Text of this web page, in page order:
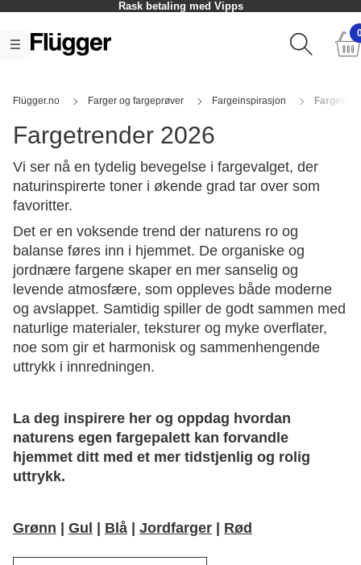
Hent i butikk - Som
Flügger.no Farger og fargeprøver Fargeinspirasjon
Fargetrender 2026
Vi ser nå en tydelig bevegelse i fargevalget, der
naturinspirerte toner i økende grad tar over som
favoritter.
Det er en voksende trend der naturens ro og
balanse føres inn i hjemmet. De organiske og
jordnære fargene skaper en mer sanselig og
levende atmosfære, som oppleves både moderne
og avslappet. Samtidig spiller de godt sammen med
naturlige materialer, teksturer og myke overflater,
noe som gir et harmonisk og sammenhengende
uttrykk i innredningen.
La deg inspirere her og oppdag hvordan
naturens egen fargepalett kan forvandle
hjemmet ditt med et mer tidstjenlig og rolig
uttrykk.
Grønn Gul Blå Jordfarger Rød